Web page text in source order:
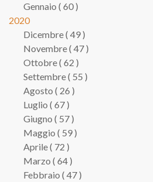
Gennaio ( 60 )
2020
Dicembre ( 49 )
Novembre ( 47 )
Ottobre ( 62 )
Settembre ( 55 )
Agosto ( 26 )
Luglio ( 67 )
Giugno ( 57 )
Maggio ( 59 )
Aprile ( 72 )
Marzo ( 64 )
Febbraio ( 47 )